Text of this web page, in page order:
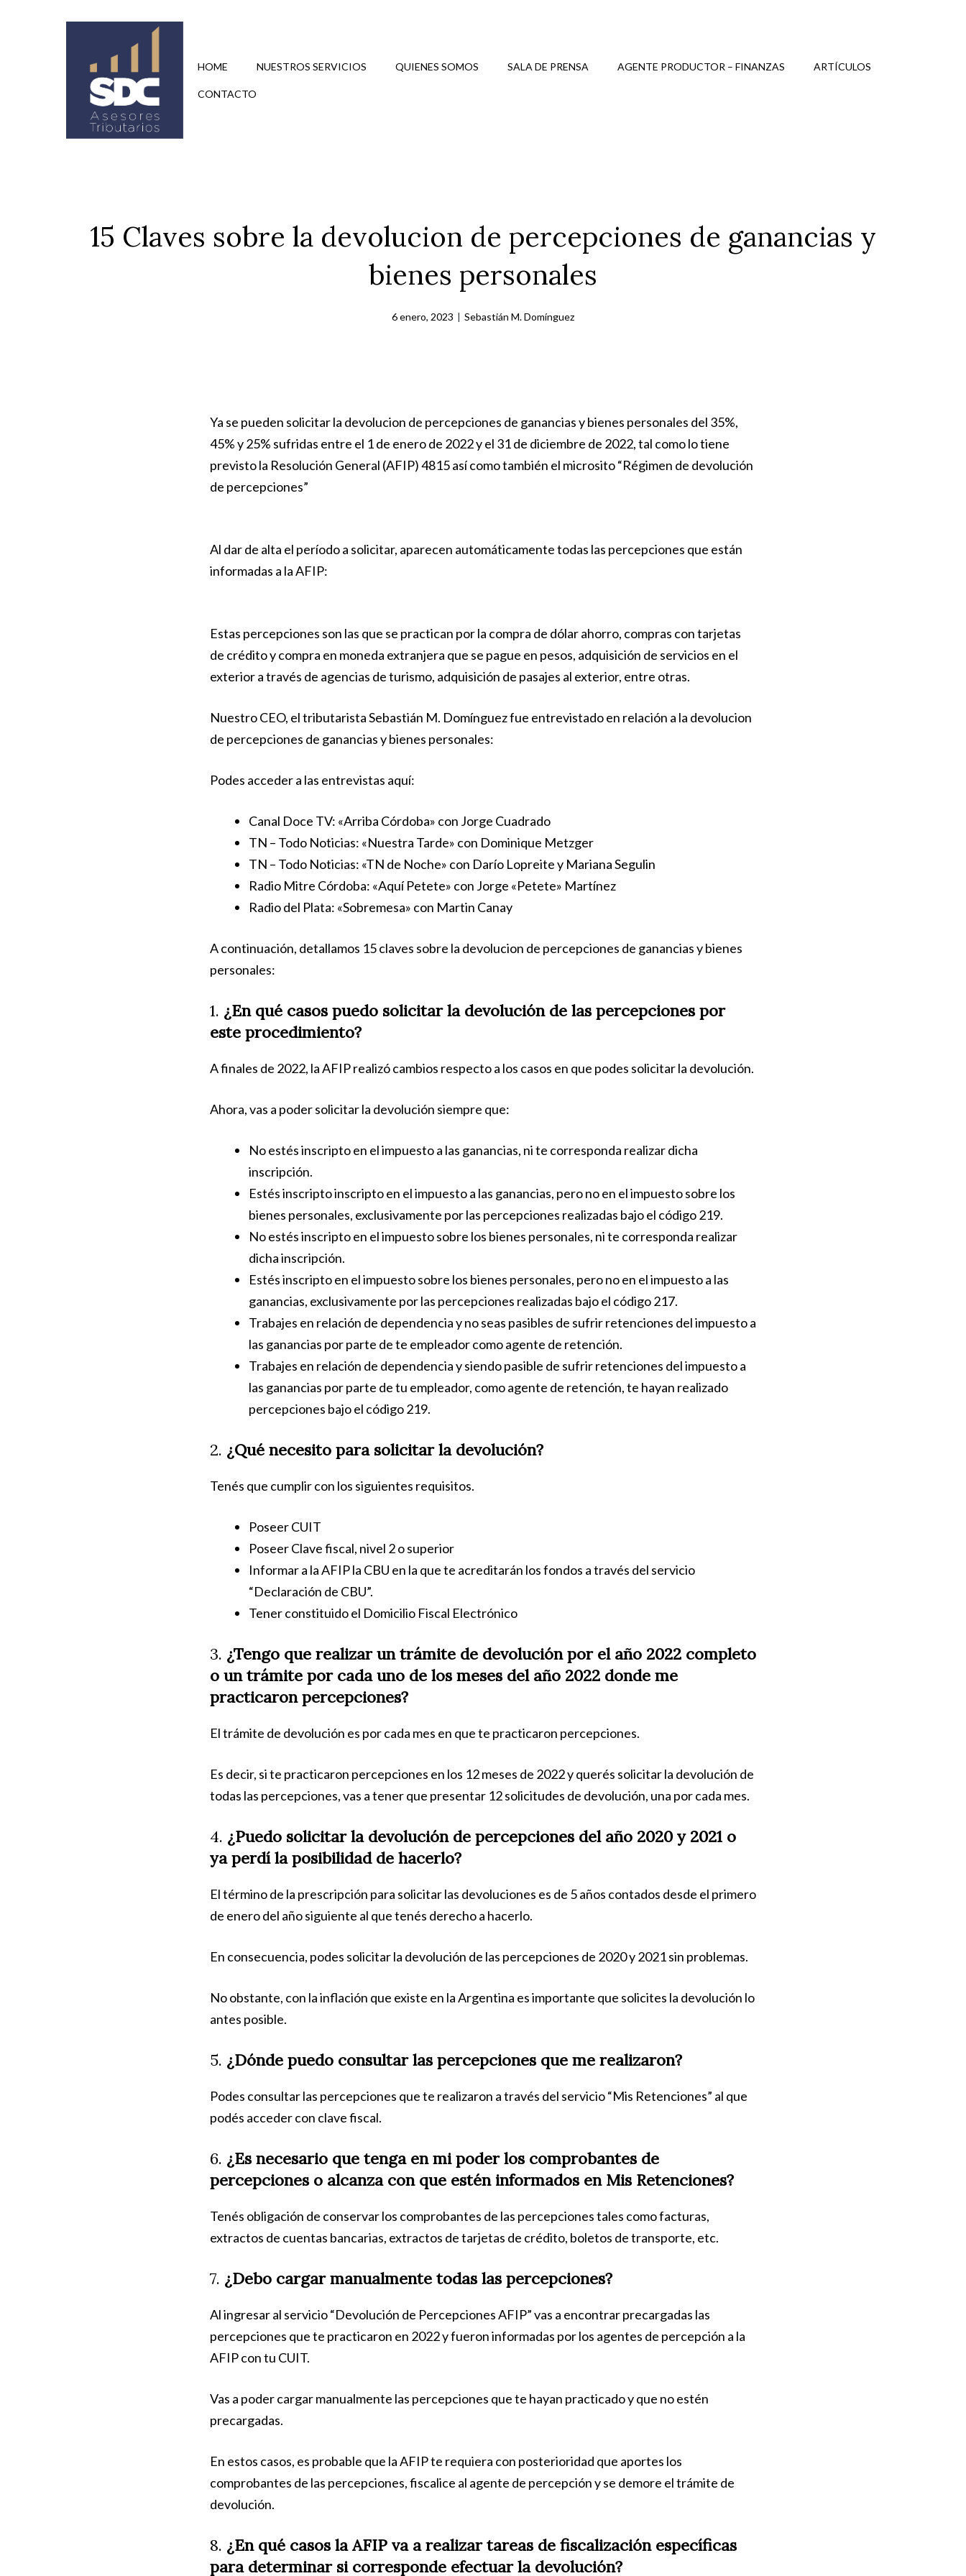
HOME NUESTROS SERVICIOS QUIENES SOMOS SALA DE PRENSA AGENTE PRODUCTOR – FINANZAS ARTÍCULOS
CONTACTO
15 Claves sobre la devolucion de percepciones de ganancias y
bienes personales
6 enero, 2023 | Sebastián M. Domínguez
Ya se pueden solicitar la devolucion de percepciones de ganancias y bienes personales del 35%,
45% y 25% sufridas entre el 1 de enero de 2022 y el 31 de diciembre de 2022, tal como lo tiene
previsto la Resolución General (AFIP) 4815 así como también el microsito “Régimen de devolución
de percepciones”
Al dar de alta el período a solicitar, aparecen automáticamente todas las percepciones que están
informadas a la AFIP:
Estas percepciones son las que se practican por la compra de dólar ahorro, compras con tarjetas
de crédito y compra en moneda extranjera que se pague en pesos, adquisición de servicios en el
exterior a través de agencias de turismo, adquisición de pasajes al exterior, entre otras.
Nuestro CEO, el tributarista Sebastián M. Domínguez fue entrevistado en relación a la devolucion
de percepciones de ganancias y bienes personales:
Podes acceder a las entrevistas aquí:
Canal Doce TV: «Arriba Córdoba» con Jorge Cuadrado
TN – Todo Noticias: «Nuestra Tarde» con Dominique Metzger
TN – Todo Noticias: «TN de Noche» con Darío Lopreite y Mariana Segulin
Radio Mitre Córdoba: «Aquí Petete» con Jorge «Petete» Martínez
Radio del Plata: «Sobremesa» con Martin Canay
A continuación, detallamos 15 claves sobre la devolucion de percepciones de ganancias y bienes
personales:
1. ¿En qué casos puedo solicitar la devolución de las percepciones por
este procedimiento?
A finales de 2022, la AFIP realizó cambios respecto a los casos en que podes solicitar la devolución.
Ahora, vas a poder solicitar la devolución siempre que:
No estés inscripto en el impuesto a las ganancias, ni te corresponda realizar dicha
inscripción.
Estés inscripto inscripto en el impuesto a las ganancias, pero no en el impuesto sobre los
bienes personales, exclusivamente por las percepciones realizadas bajo el código 219.
No estés inscripto en el impuesto sobre los bienes personales, ni te corresponda realizar
dicha inscripción.
Estés inscripto en el impuesto sobre los bienes personales, pero no en el impuesto a las
ganancias, exclusivamente por las percepciones realizadas bajo el código 217.
Trabajes en relación de dependencia y no seas pasibles de sufrir retenciones del impuesto a
las ganancias por parte de te empleador como agente de retención.
Trabajes en relación de dependencia y siendo pasible de sufrir retenciones del impuesto a
las ganancias por parte de tu empleador, como agente de retención, te hayan realizado
percepciones bajo el código 219.
2. ¿Qué necesito para solicitar la devolución?
Tenés que cumplir con los siguientes requisitos.
Poseer CUIT
Poseer Clave fiscal, nivel 2 o superior
Informar a la AFIP la CBU en la que te acreditarán los fondos a través del servicio
“Declaración de CBU”.
Tener constituido el Domicilio Fiscal Electrónico
3. ¿Tengo que realizar un trámite de devolución por el año 2022 completo
o un trámite por cada uno de los meses del año 2022 donde me
practicaron percepciones?
El trámite de devolución es por cada mes en que te practicaron percepciones.
Es decir, si te practicaron percepciones en los 12 meses de 2022 y querés solicitar la devolución de
todas las percepciones, vas a tener que presentar 12 solicitudes de devolución, una por cada mes.
4. ¿Puedo solicitar la devolución de percepciones del año 2020 y 2021 o
ya perdí la posibilidad de hacerlo?
El término de la prescripción para solicitar las devoluciones es de 5 años contados desde el primero
de enero del año siguiente al que tenés derecho a hacerlo.
En consecuencia, podes solicitar la devolución de las percepciones de 2020 y 2021 sin problemas.
No obstante, con la inflación que existe en la Argentina es importante que solicites la devolución lo
antes posible.
5. ¿Dónde puedo consultar las percepciones que me realizaron?
Podes consultar las percepciones que te realizaron a través del servicio “Mis Retenciones” al que
podés acceder con clave fiscal.
6. ¿Es necesario que tenga en mi poder los comprobantes de
percepciones o alcanza con que estén informados en Mis Retenciones?
Tenés obligación de conservar los comprobantes de las percepciones tales como facturas,
extractos de cuentas bancarias, extractos de tarjetas de crédito, boletos de transporte, etc.
7. ¿Debo cargar manualmente todas las percepciones?
Al ingresar al servicio “Devolución de Percepciones AFIP” vas a encontrar precargadas las
percepciones que te practicaron en 2022 y fueron informadas por los agentes de percepción a la
AFIP con tu CUIT.
Vas a poder cargar manualmente las percepciones que te hayan practicado y que no estén
precargadas.
En estos casos, es probable que la AFIP te requiera con posterioridad que aportes los
comprobantes de las percepciones, fiscalice al agente de percepción y se demore el trámite de
devolución.
8. ¿En qué casos la AFIP va a realizar tareas de fiscalización específicas
para determinar si corresponde efectuar la devolución?